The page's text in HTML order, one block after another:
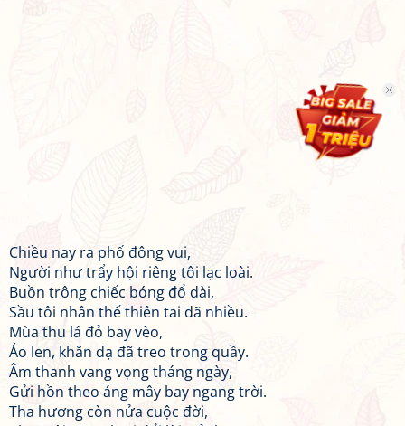
Chiều nay ra phố đông vui,
Người như trẩy hội riêng tôi lạc loài.
Buồn trông chiếc bóng đổ dài,
Sầu tôi nhân thế thiên tai đã nhiều.
Mùa thu lá đỏ bay vèo,
Áo len, khăn dạ đã treo trong quầy.
Âm thanh vang vọng tháng ngày,
Gửi hồn theo áng mây bay ngang trời.
Tha hương còn nửa cuộc đời,